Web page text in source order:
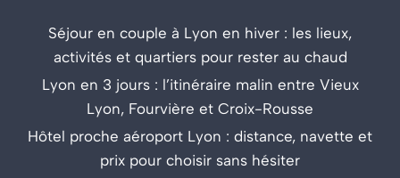
Séjour en couple à Lyon en hiver : les lieux,
activités et quartiers pour rester au chaud
Lyon en 3 jours : l’itinéraire malin entre Vieux
Lyon, Fourvière et Croix-Rousse
Hôtel proche aéroport Lyon : distance, navette et
prix pour choisir sans hésiter